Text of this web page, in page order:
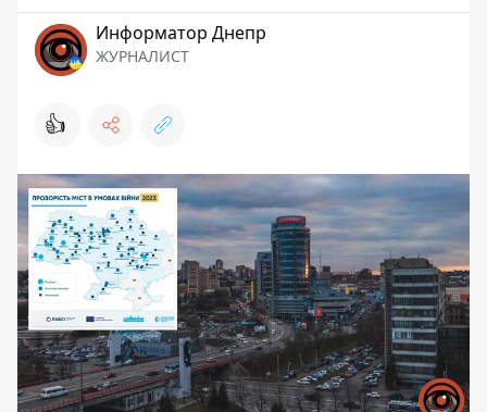
Информатор Днепр
ЖУРНАЛИСТ
👍